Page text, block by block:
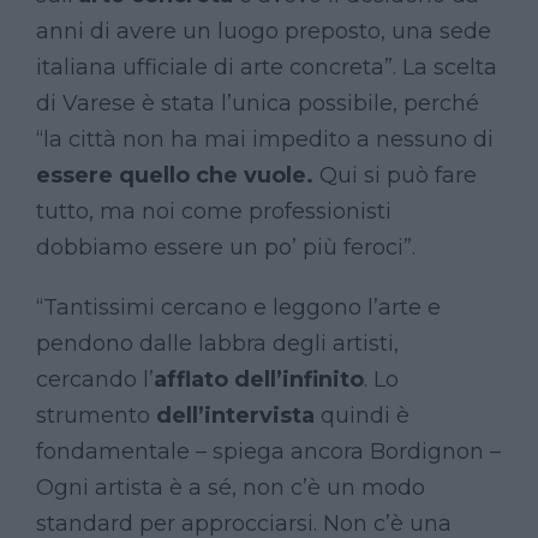
anni di avere un luogo preposto, una sede
italiana ufficiale di arte concreta”. La scelta
di Varese è stata l’unica possibile, perché
“la città non ha mai impedito a nessuno di
essere quello che vuole. Qui si può fare
tutto, ma noi come professionisti
dobbiamo essere un po’ più feroci”.
“Tantissimi cercano e leggono l’arte e
pendono dalle labbra degli artisti,
cercando l’afflato dell’infinito. Lo
strumento dell’intervista quindi è
fondamentale – spiega ancora Bordignon –
Ogni artista è a sé, non c’è un modo
standard per approcciarsi. Non c’è una